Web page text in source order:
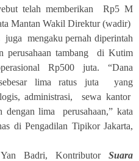
telah memberikan Rp5 M
Mantan Wakil Direktur (wadir)
mengaku pernah diperintah
perusahaan tambang di Kutim
Rp500 juta. “Dana
sebesar lima ratus juta yang
administrasi, sewa kantor
lima perusahaan,” kata
di Pengadilan Tipikor Jakarta,
Badri, Kontributor Suara